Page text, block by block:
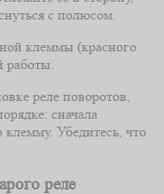
с полюсом.
клеммы (красного
работы.
реле поворотов,
сначала
Убедитесь, что
реле